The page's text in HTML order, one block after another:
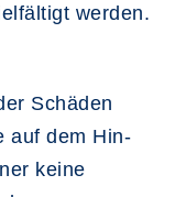
werden.
Schäden
auf dem Hin-
keine